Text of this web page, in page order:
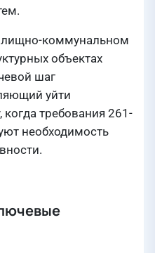
коммунальном
объектах
шаг
уйти
когда требования 261-
необходимость